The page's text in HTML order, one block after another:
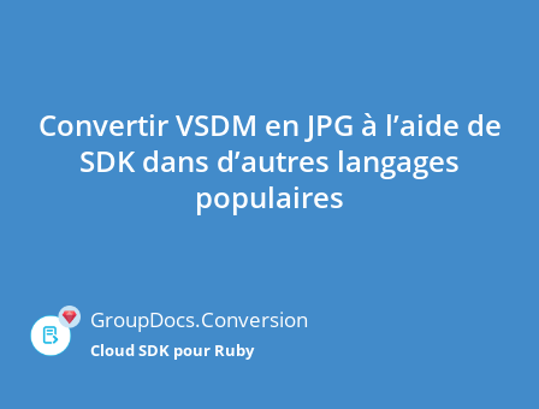
Convertir VSDM en JPG à l’aide de
SDK dans d’autres langages
populaires
GroupDocs.Conversion
Cloud SDK pour Ruby